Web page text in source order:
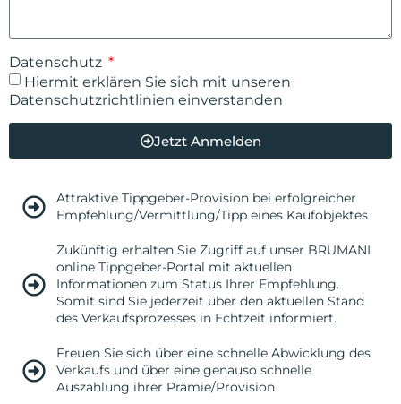
Datenschutz
Hiermit erklären Sie sich mit unseren
Datenschutzrichtlinien einverstanden
Jetzt Anmelden
Attraktive Tippgeber-Provision bei erfolgreicher
Empfehlung/Vermittlung/Tipp eines Kaufobjektes
Zukünftig erhalten Sie Zugriff auf unser BRUMANI
online Tippgeber-Portal mit aktuellen
Informationen zum Status Ihrer Empfehlung.
Somit sind Sie jederzeit über den aktuellen Stand
des Verkaufsprozesses in Echtzeit informiert.
Freuen Sie sich über eine schnelle Abwicklung des
Verkaufs und über eine genauso schnelle
Auszahlung ihrer Prämie/Provision